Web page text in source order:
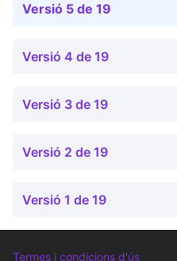
Versió 5 de 19
Versió 4 de 19
Versió 3 de 19
Versió 2 de 19
Versió 1 de 19
Termes i condicions d'ús